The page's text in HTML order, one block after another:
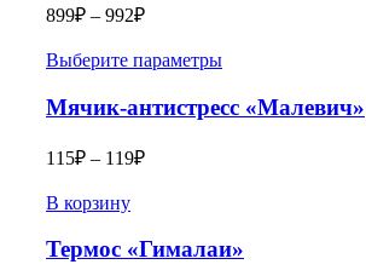
899₽ – 992₽
Выберите параметры
Мячик-антистресс «Малевич»
115₽ – 119₽
В корзину
Термос «Гималаи»